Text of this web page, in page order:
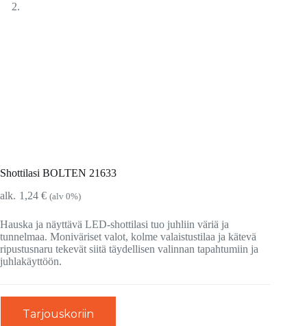
Shottilasi BOLTEN 21633
1,24 € (alv 0%)
Hauska ja näyttävä LED-shottilasi tuo juhliin väriä ja
tunnelmaa. Moniväriset valot, kolme valaistustilaa ja kätevä
ripustusnaru tekevät siitä täydellisen valinnan tapahtumiin ja
juhlakäyttöön.
Tarjouskoriin